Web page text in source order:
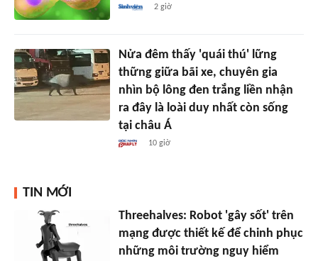
2 giờ
Nửa đêm thấy 'quái thú' lững
thững giữa bãi xe, chuyên gia
nhìn bộ lông đen trắng liền nhận
ra đây là loài duy nhất còn sống
tại châu Á
10 giờ
TIN MỚI
Threehalves: Robot 'gây sốt' trên
mạng được thiết kế để chinh phục
những môi trường nguy hiểm